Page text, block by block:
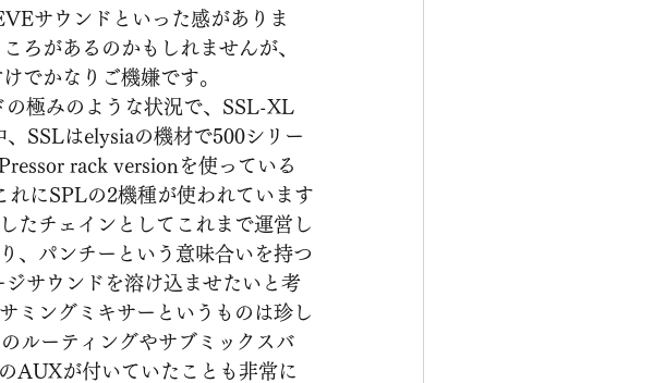
サウンドといった感がありま
ろがあるのかもしれませんが、
でかなりご機嫌です。
極みのような状況で、SSL-XL
SSLはelysiaの機材で500シリー
rack versionを使っている
れにSPLの2機種が使われています
たチェインとしてこれまで運営し
、パンチーという意味合いを持つ
サウンドを溶け込ませたいと考
ミングミキサーというものは珍し
ルーティングやサブミックスバ
AUXが付いていたことも非常に